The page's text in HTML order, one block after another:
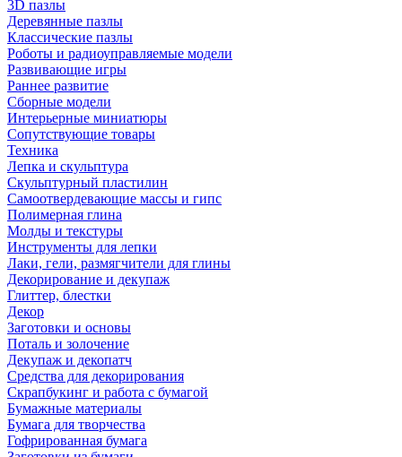
3D пазлы
Деревянные пазлы
Классические пазлы
Роботы и радиоуправляемые модели
Развивающие игры
Раннее развитие
Сборные модели
Интерьерные миниатюры
Сопутствующие товары
Техника
Лепка и скульптура
Скульптурный пластилин
Самоотвердевающие массы и гипс
Полимерная глина
Молды и текстуры
Инструменты для лепки
Лаки, гели, размягчители для глины
Декорирование и декупаж
Глиттер, блестки
Декор
Заготовки и основы
Поталь и золочение
Декупаж и декопатч
Средства для декорирования
Скрапбукинг и работа с бумагой
Бумажные материалы
Бумага для творчества
Гофрированная бумага